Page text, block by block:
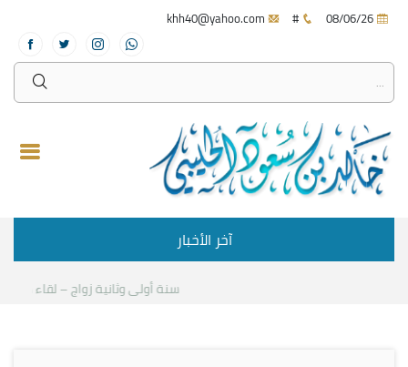
#
آخر الأخبار
سنة أولى وثانية زواج – لقاء مع